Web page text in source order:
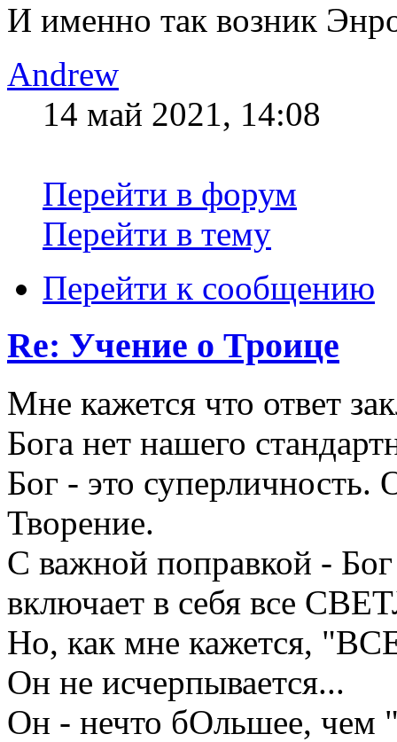
И именно так возник
Andrew
14 май 2021, 14:08
Перейти в форум
Перейти в тему
Перейти к сообщению
Re: Учение о Троице
Мне кажется что ответ
Бога нет нашего
Бог - это
Творение.
С важной поправкой - Бог
включает в себя все
Но, как мне кажется,
Он не исчерпывается...
Он - нечто бОльшее, чем